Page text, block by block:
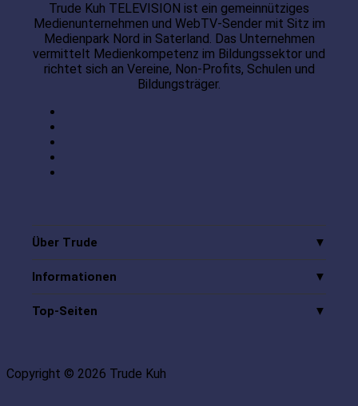
Trude Kuh TELEVISION ist ein gemeinnütziges
Medienunternehmen und WebTV-Sender mit Sitz im
Medienpark Nord in Saterland. Das Unternehmen
vermittelt Medienkompetenz im Bildungssektor und
richtet sich an Vereine, Non-Profits, Schulen und
Bildungsträger.
Über Trude
Informationen
Top-Seiten
Copyright © 2026 Trude Kuh